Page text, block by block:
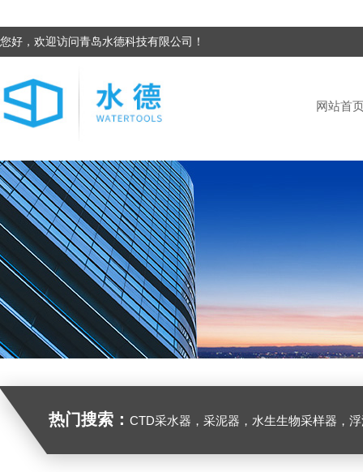
您好，欢迎访问青岛水德科技有限公司！
网站首
热门搜索： CTD采水器，采泥器，水生生物采样器，浮游生物多联采样网，海洋微塑料采样分析系统，浮游动物扫描分析系统，水下颗粒物和浮游动物图像原位采集系